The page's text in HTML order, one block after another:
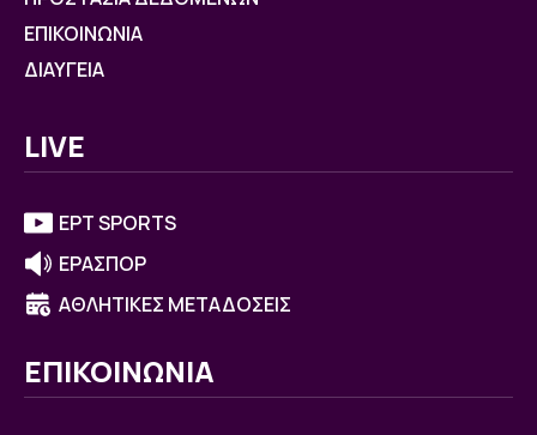
ΕΠΙΚΟΙΝΩΝΙΑ
ΔΙΑΥΓΕΙΑ
LIVE
ΕΡΤ SPORTS
ΕΡΑΣΠΟΡ
ΑΘΛΗΤΙΚΕΣ ΜΕΤΑΔΟΣΕΙΣ
ΕΠΙΚΟΙΝΩΝΙΑ